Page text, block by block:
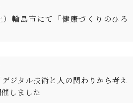
輪島市にて「健康づくりのひろ
ジタル技術と人の関わりから考え
しました